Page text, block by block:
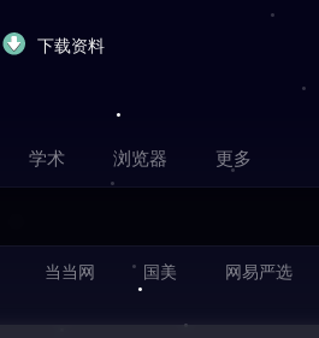
下载资料
学术 浏览器 更多
当当网 国美 网易严选